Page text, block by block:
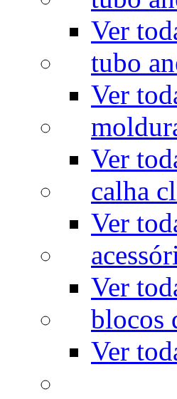
Ver
tubo
Ver
Ver
calha
Ver
Ver
blocos
Ver